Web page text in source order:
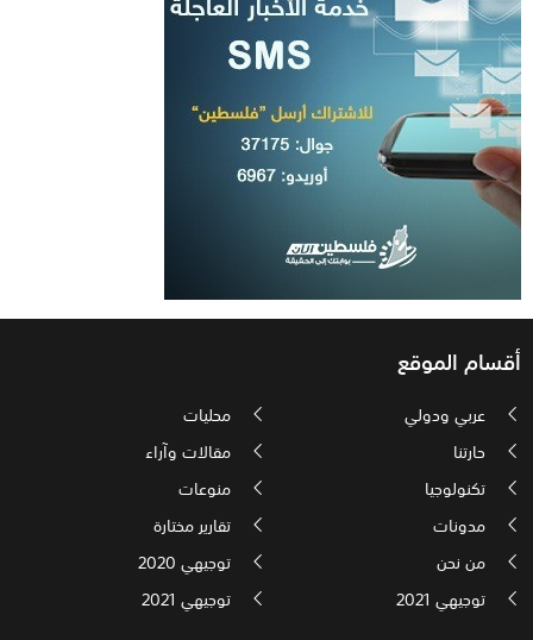
أقسام الموقع
عربي ودولي
محليات
حارتنا
مقالات وآراء
تكنولوجيا
منوعات
مدونات
تقارير مختارة
من نحن
توجيهي 2020
توجيهي 2021
توجيهي 2021